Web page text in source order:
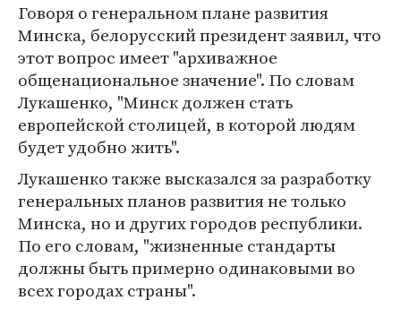
Говоря о генеральном плане развития
Минска, белорусский президент заявил, что
этот вопрос имеет "архиважное
общенациональное значение". По словам
Лукашенко, "Минск должен стать
европейской столицей, в которой людям
будет удобно жить".
Лукашенко также высказался за разработку
генеральных планов развития не только
Минска, но и других городов республики.
По его словам, "жизненные стандарты
должны быть примерно одинаковыми во
всех городах страны".